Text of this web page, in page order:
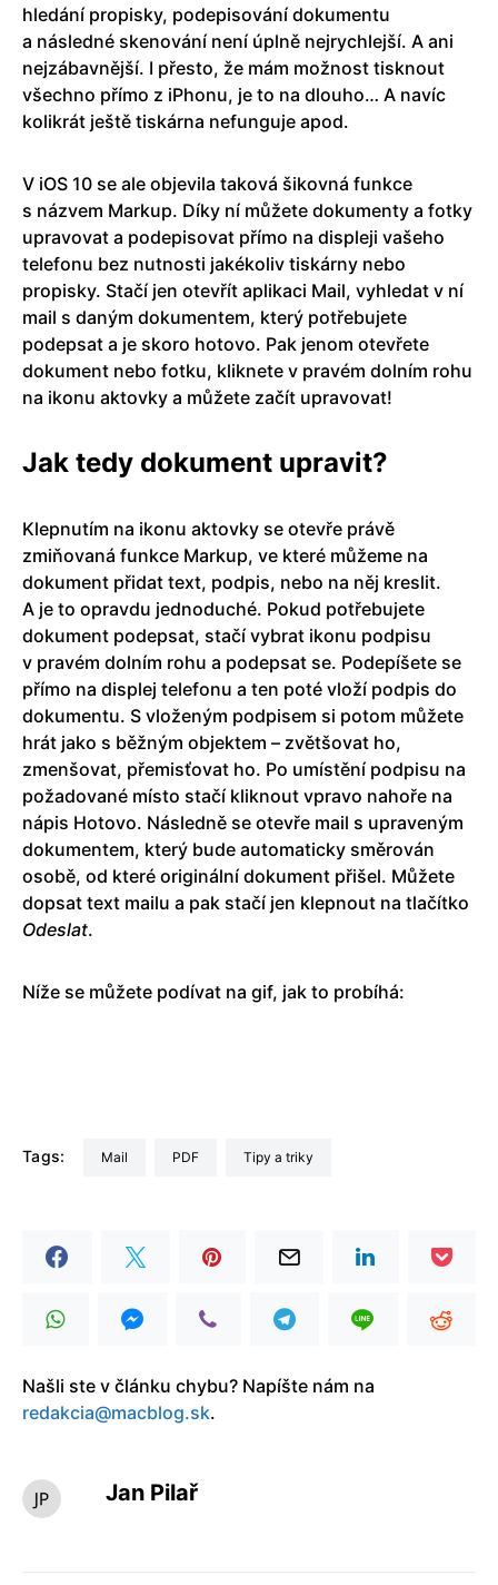
hledání propisky, podepisování dokumentu
a následné skenování není úplně nejrychlejší. A ani
nejzábavnější. I přesto, že mám možnost tisknout
všechno přímo z iPhonu, je to na dlouho… A navíc
kolikrát ještě tiskárna nefunguje apod.
V iOS 10 se ale objevila taková šikovná funkce
s názvem Markup. Díky ní můžete dokumenty a fotky
upravovat a podepisovat přímo na displeji vašeho
telefonu bez nutnosti jakékoliv tiskárny nebo
propisky. Stačí jen otevřít aplikaci Mail, vyhledat v ní
mail s daným dokumentem, který potřebujete
podepsat a je skoro hotovo. Pak jenom otevřete
dokument nebo fotku, kliknete v pravém dolním rohu
na ikonu aktovky a můžete začít upravovat!
Jak tedy dokument upravit?
Klepnutím na ikonu aktovky se otevře právě
zmiňovaná funkce Markup, ve které můžeme na
dokument přidat text, podpis, nebo na něj kreslit.
A je to opravdu jednoduché. Pokud potřebujete
dokument podepsat, stačí vybrat ikonu podpisu
v pravém dolním rohu a podepsat se. Podepíšete se
přímo na displej telefonu a ten poté vloží podpis do
dokumentu. S vloženým podpisem si potom můžete
hrát jako s běžným objektem – zvětšovat ho,
zmenšovat, přemisťovat ho. Po umístění podpisu na
požadované místo stačí kliknout vpravo nahoře na
nápis Hotovo. Následně se otevře mail s upraveným
dokumentem, který bude automaticky směrován
osobě, od které originální dokument přišel. Můžete
dopsat text mailu a pak stačí jen klepnout na tlačítko
Odeslat.
Níže se můžete podívat na gif, jak to probíhá:
Tags: Mail PDF Tipy a triky
Našli ste v článku chybu? Napíšte nám na
redakcia@macblog.sk.
Jan Pilař